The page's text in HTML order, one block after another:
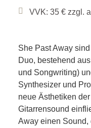
VVK: 35 € zzgl.
She Past Away
Duo, bestehend
und Songwriting)
Synthesizer und
neue Ästhetiken
Gitarrensound
Away einen